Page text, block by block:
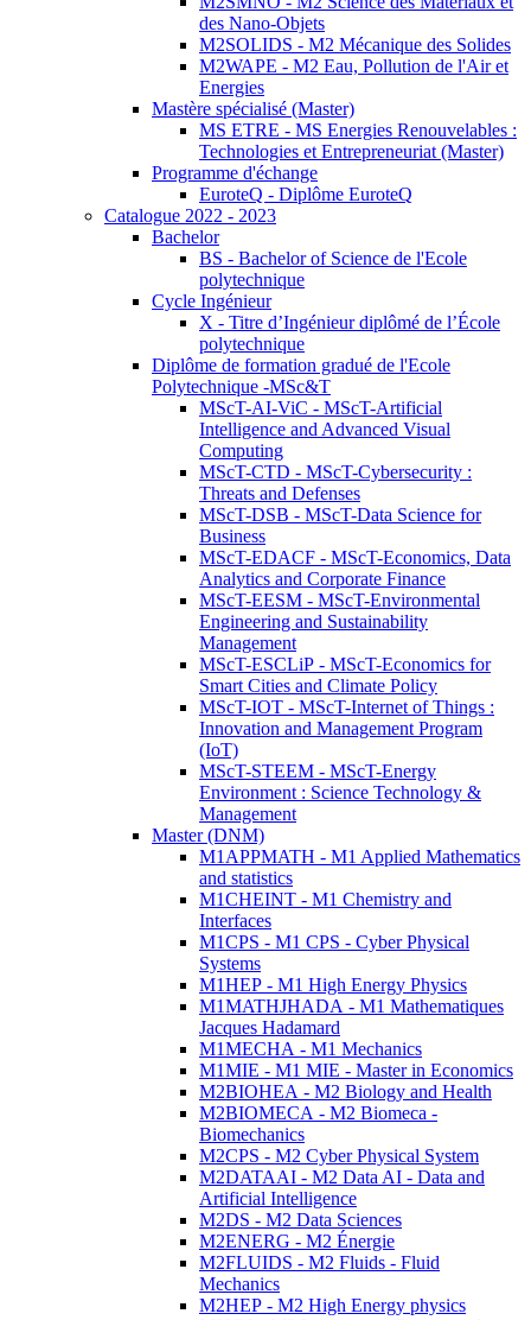
des Nano-Objets
M2SOLIDS - M2 Mécanique des Solides
M2WAPE - M2 Eau, Pollution de l'Air et
Energies
Mastère spécialisé (Master)
MS ETRE - MS Energies Renouvelables :
Technologies et Entrepreneuriat (Master)
Programme d'échange
EuroteQ - Diplôme EuroteQ
Catalogue 2022 - 2023
Bachelor
BS - Bachelor of Science de l'Ecole
polytechnique
Cycle Ingénieur
X - Titre d’Ingénieur diplômé de l’École
polytechnique
Diplôme de formation gradué de l'Ecole
Polytechnique -MSc&T
MScT-AI-ViC - MScT-Artificial
Intelligence and Advanced Visual
Computing
MScT-CTD - MScT-Cybersecurity :
Threats and Defenses
MScT-DSB - MScT-Data Science for
Business
MScT-EDACF - MScT-Economics, Data
Analytics and Corporate Finance
MScT-EESM - MScT-Environmental
Engineering and Sustainability
Management
MScT-ESCLiP - MScT-Economics for
Smart Cities and Climate Policy
MScT-IOT - MScT-Internet of Things :
Innovation and Management Program
(IoT)
MScT-STEEM - MScT-Energy
Environment : Science Technology &
Management
Master (DNM)
M1APPMATH - M1 Applied Mathematics
and statistics
M1CHEINT - M1 Chemistry and
Interfaces
M1CPS - M1 CPS - Cyber Physical
Systems
M1HEP - M1 High Energy Physics
M1MATHJHADA - M1 Mathematiques
Jacques Hadamard
M1MECHA - M1 Mechanics
M1MIE - M1 MIE - Master in Economics
M2BIOHEA - M2 Biology and Health
M2BIOMECA - M2 Biomeca -
Biomechanics
M2CPS - M2 Cyber Physical System
M2DATAAI - M2 Data AI - Data and
Artificial Intelligence
M2DS - M2 Data Sciences
M2ENERG - M2 Énergie
M2FLUIDS - M2 Fluids - Fluid
Mechanics
M2HEP - M2 High Energy physics